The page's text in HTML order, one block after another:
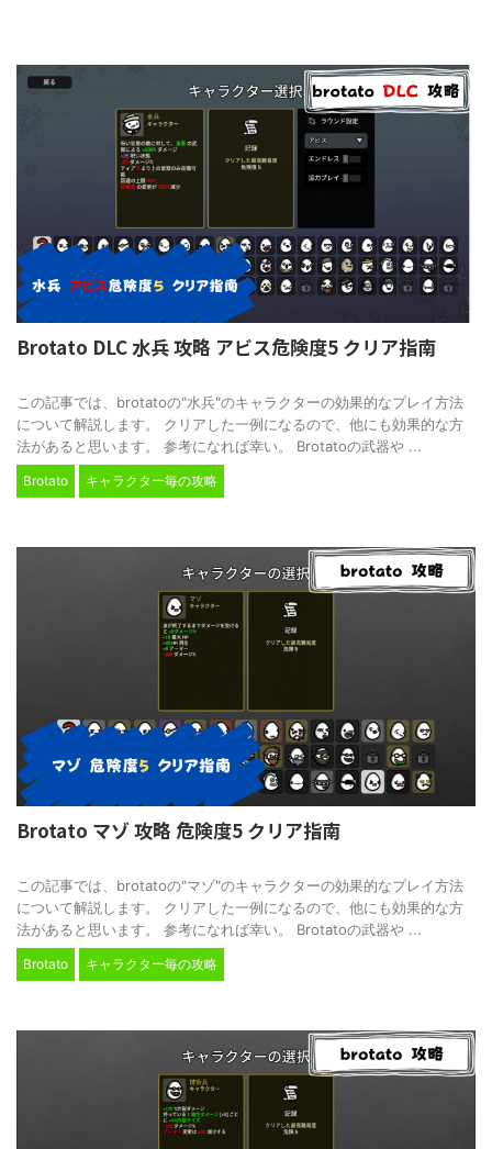
Brotato DLC 水兵 攻略 アビス危険度5 クリア指南
この記事では、brotatoの"水兵"のキャラクターの効果的なプレイ方法
について解説します。 クリアした一例になるので、他にも効果的な方
法があると思います。 参考になれば幸い。 Brotatoの武器や ...
Brotato キャラクター毎の攻略
Brotato マゾ 攻略 危険度5 クリア指南
この記事では、brotatoの"マゾ"のキャラクターの効果的なプレイ方法
について解説します。 クリアした一例になるので、他にも効果的な方
法があると思います。 参考になれば幸い。 Brotatoの武器や ...
Brotato キャラクター毎の攻略